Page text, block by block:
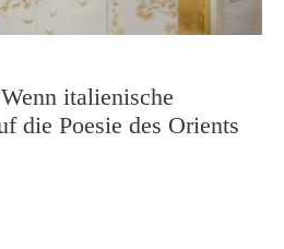
italienische
die Poesie des Orients